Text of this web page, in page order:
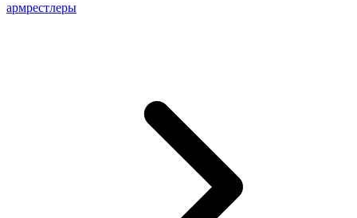
армрестлеры